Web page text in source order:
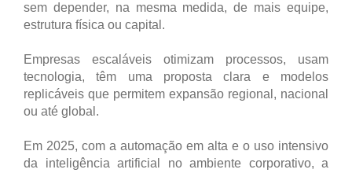
sem depender, na mesma medida, de mais equipe,
estrutura física ou capital.
Empresas escaláveis otimizam processos, usam
tecnologia, têm uma proposta clara e modelos
replicáveis que permitem expansão regional, nacional
ou até global.
Em 2025, com a automação em alta e o uso intensivo
da inteligência artificial no ambiente corporativo, a